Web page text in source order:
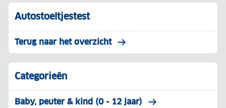
Autostoeltjestest
Terug naar het overzicht
Categorieën
Baby, peuter & kind (0 - 12 jaar)